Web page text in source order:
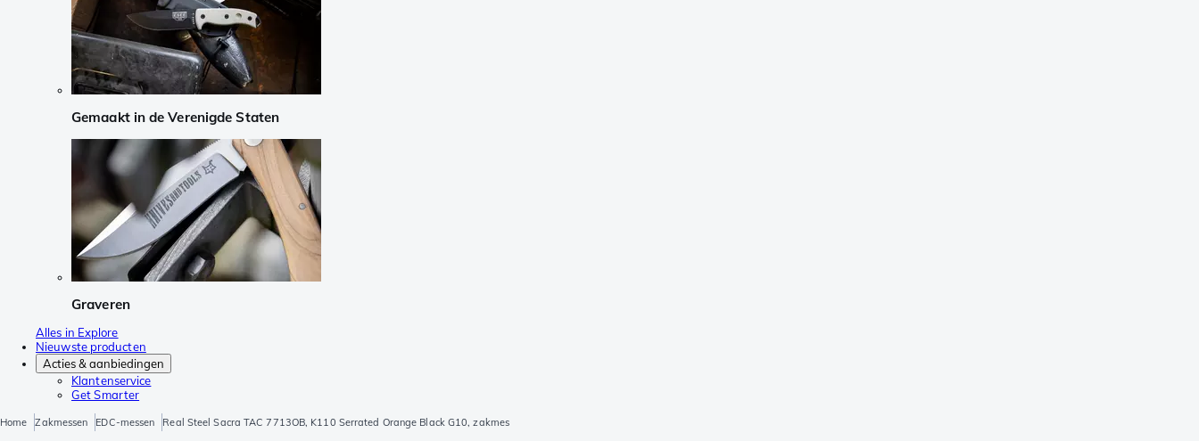
Gemaakt in de Verenigde Staten
Graveren
Alles in Explore
Nieuwste producten
Acties & aanbiedingen
Klantenservice
Get Smarter
Home Zakmessen EDC-messen Real Steel Sacra TAC 7713OB, K110 Serrated Orange Black G10, zakmes